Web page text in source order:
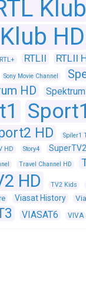
Klub
HD
RTL+ RTLII RTLII
Sony Movie Channel
HD
HD Spíler1
HD Story4 SuperTV2
Travel Channel HD
HD TV2 Kids
Viasat History
VIASAT6 VIVA